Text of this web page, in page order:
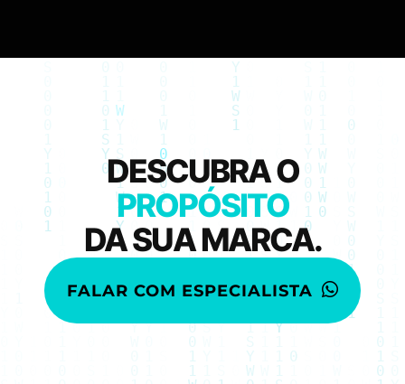
DESCUBRA O
PROPÓSITO
DA SUA MARCA.
FALAR COM ESPECIALISTA